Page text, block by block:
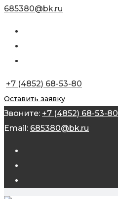
685380@bk.ru
+7 (4852) 68-53-80
Оставить заявку
Звоните: +7 (4852) 68-53-80
Email: 685380@bk.ru